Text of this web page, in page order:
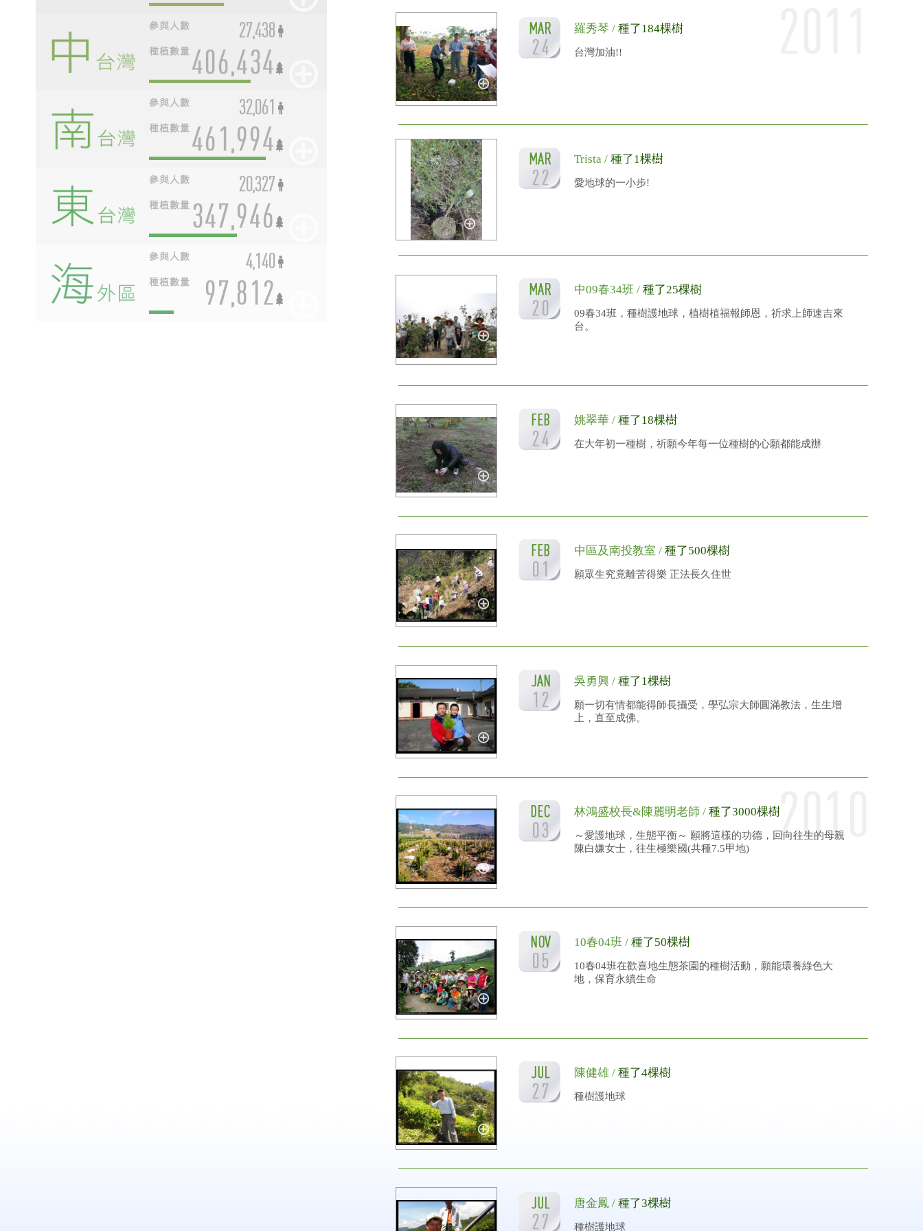
羅秀琴 / 種了184棵樹
台灣加油!!
Trista / 種了1棵樹
愛地球的一小步!
中09春34班 / 種了25棵樹
09春34班，種樹護地球，植樹植福報師恩，祈求上師速吉來
台。
姚翠華 / 種了18棵樹
在大年初一種樹，祈願今年每一位種樹的心願都能成辦
中區及南投教室 / 種了500棵樹
願眾生究竟離苦得樂 正法長久住世
吳勇興 / 種了1棵樹
願一切有情都能得師長攝受，學弘宗大師圓滿教法，生生增
上，直至成佛。
林鴻盛校長&陳麗明老師 / 種了3000棵樹
～愛護地球，生態平衡～ 願將這樣的功德，回向往生的母親
陳白嫌女士，往生極樂國(共種7.5甲地)
10春04班 / 種了50棵樹
10春04班在歡喜地生態茶園的種樹活動，願能環養綠色大
地，保育永續生命
陳健雄 / 種了4棵樹
種樹護地球
唐金鳳 / 種了3棵樹
種樹護地球